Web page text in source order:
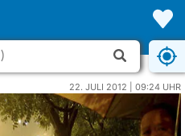
22. JULI 2012 | 09:24 UHR